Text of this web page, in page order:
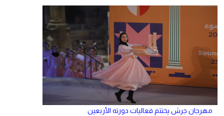
مهرجان جرش يختتم فعاليات دورته الأربعين